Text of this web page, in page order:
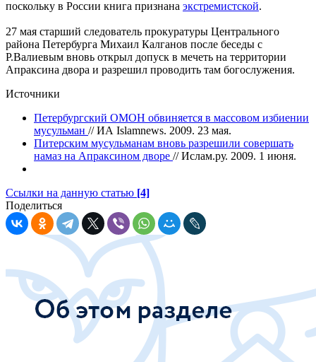
поскольку в России книга признана экстремистской.
27 мая старший следователь прокуратуры Центрального
района Петербурга Михаил Калганов после беседы с
Р.Валиевым вновь открыл допуск в мечеть на территории
Апраксина двора и разрешил проводить там богослужения.
Источники
Петербургский ОМОН обвиняется в массовом избиении
мусульман // ИА Islamnews. 2009. 23 мая.
Питерским мусульманам вновь разрешили совершать
намаз на Апраксином дворе // Ислам.ру. 2009. 1 июня.
Ссылки на данную статью [4]
Поделиться